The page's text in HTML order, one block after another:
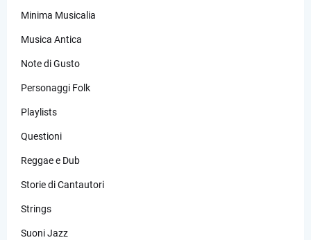
Minima Musicalia
Musica Antica
Note di Gusto
Personaggi Folk
Playlists
Questioni
Reggae e Dub
Storie di Cantautori
Strings
Suoni Jazz